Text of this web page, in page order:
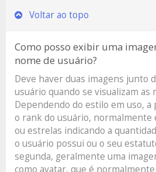
Voltar ao topo
Como posso exibir uma
nome de usuário?
Deve haver duas imagens junto
usuário quando se visualizam as
Dependendo do estilo em uso,
o rank do usuário, normalmente
ou estrelas indicando a
o usuário possui ou o seu
segunda, geralmente uma
como avatar, que é